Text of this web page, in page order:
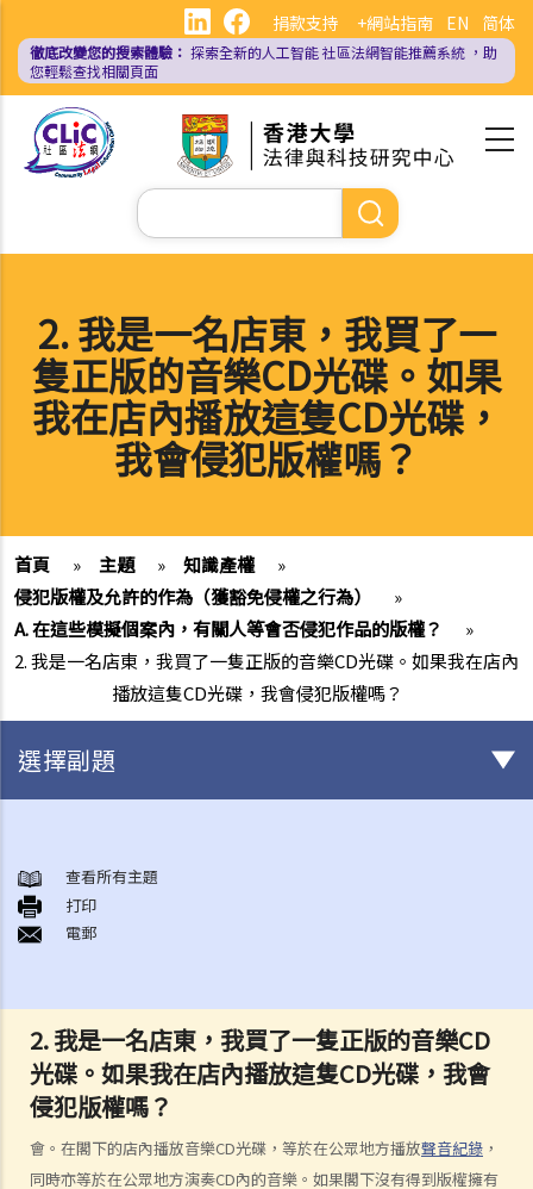
內
EN 简体
捐款支持 +網站指南
徹底改變您的搜索體驗： 探索全新的人工智能社區法網智能推薦系統 ，助
您輕鬆查找相關頁面
Search
2. 我是一名店東，我買了一
隻正版的音樂CD光碟。如果
我在店內播放這隻CD光碟，
我會侵犯版權嗎？
首頁 » 主題 » 知識產權
»
侵犯版權及允許的作為（獲豁免侵權之行為）
»
A. 在這些模擬個案內，有關人等會否侵犯作品的版權？
»
2. 我是一名店東，我買了一隻正版的音樂CD光碟。如果我在店內
播放這隻CD光碟，我會侵犯版權嗎？
2. 我是一名店東，我買了一隻正版的音樂CD
光碟。如果我在店內播放這隻CD光碟，我會
侵犯版權嗎？
會。在閣下的店內播放音樂CD光碟，等於在公眾地方播放聲音紀錄 ，
同時亦等於在公眾地方演奏CD內的音樂。如果閣下沒有得到版權擁有
選擇副題
一般事項
1. 我怎樣可以取得版權？
2. 版權的有效期可持續多久？
告示嗎？
4. 我怎樣可以找出作品的版權擁有人？
5. 我怎樣可以取得許可，去使用版權作品？
6. 有沒有作品可供我自由使用，而毋須事先向版權擁有人或有關負責人
取得許可？
7. 承接問題6，由政府出版之物品是否在公共領域之內？
查看所有主題
打印
電郵